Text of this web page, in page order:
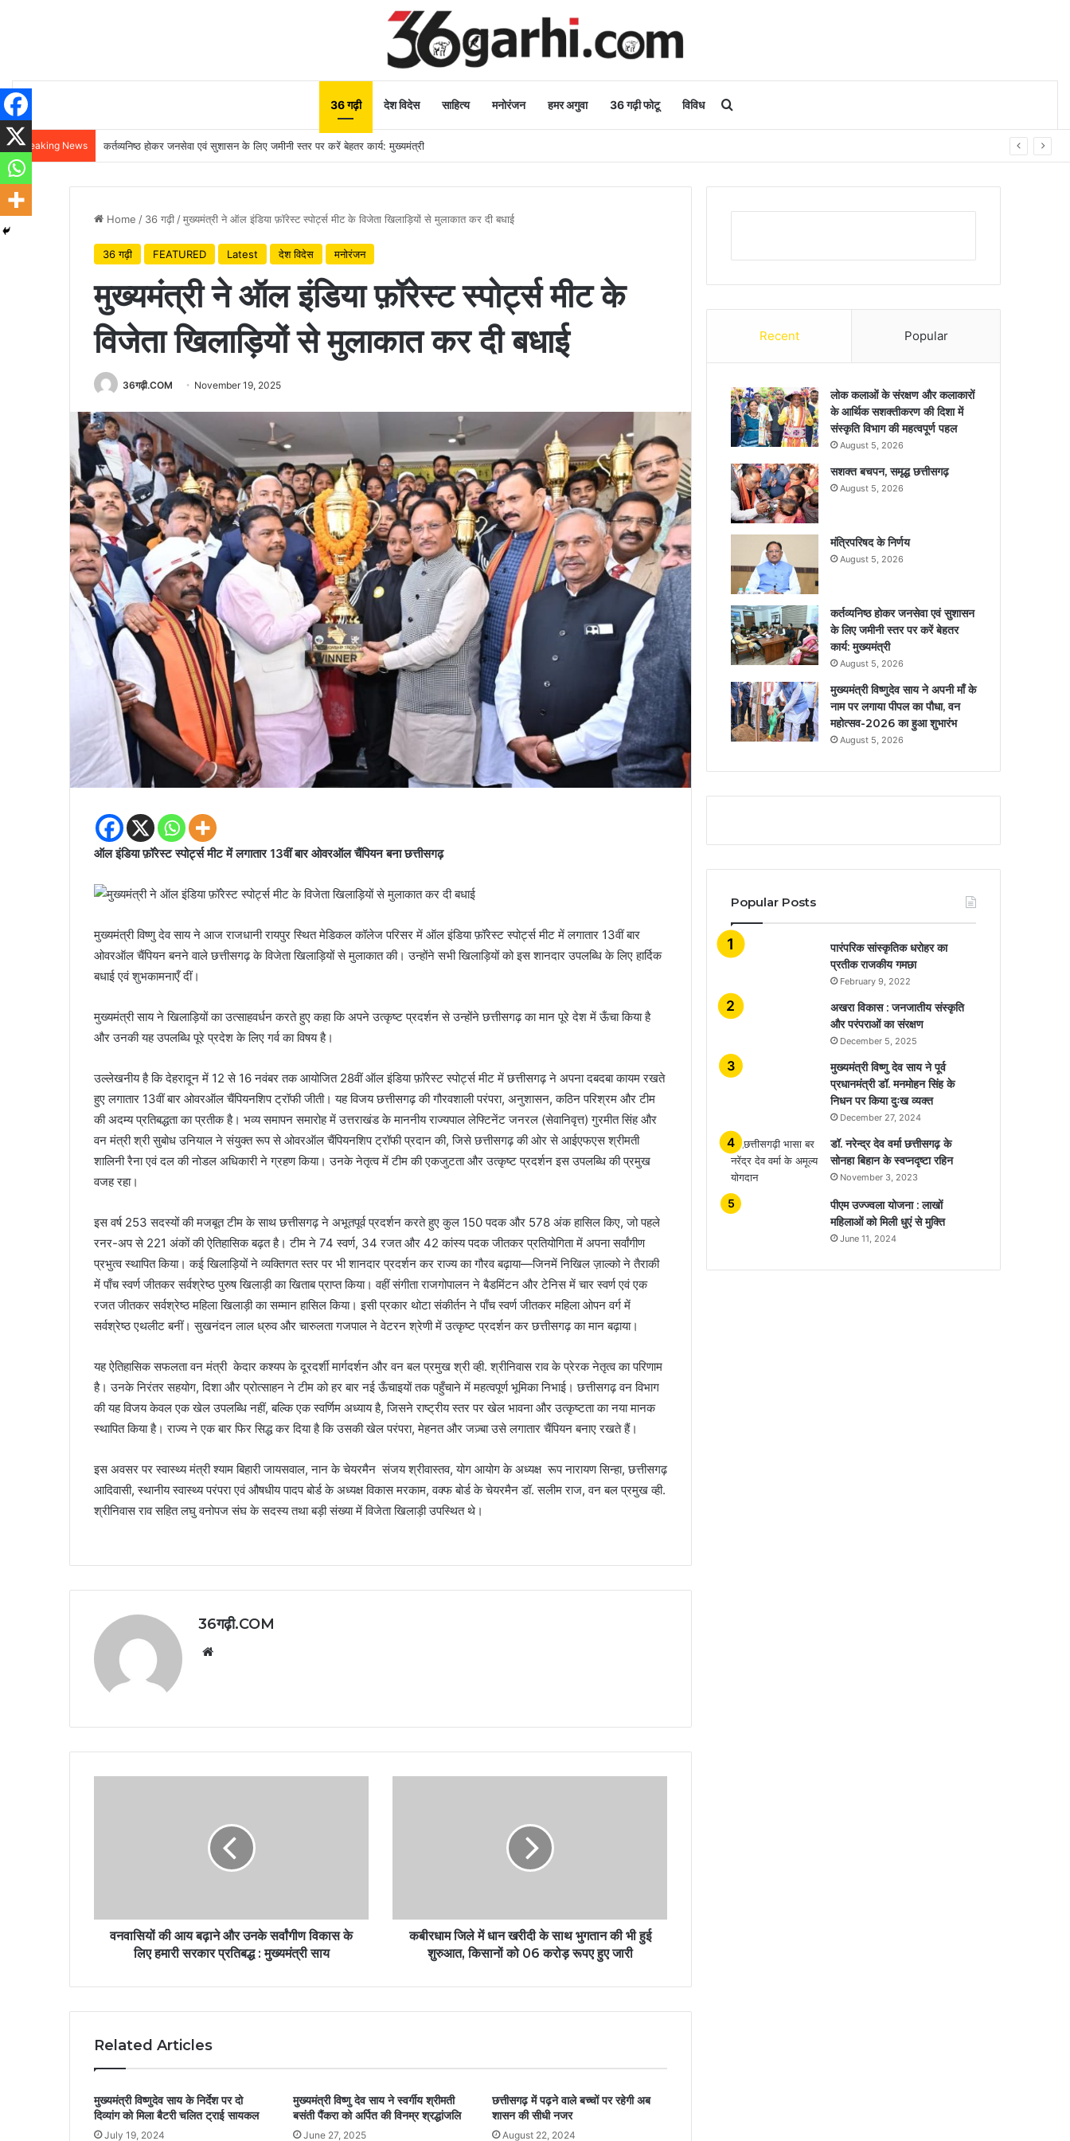
36 गढ़ी देश विदेस साहित्य मनोरंजन हमर अगुवा 36 गढ़ी फोटू विविध
Breaking News कर्तव्यनिष्ठ होकर जनसेवा एवं सुशासन के लिए जमीनी स्तर पर करें बेहतर कार्य: मुख्यमंत्री
Home / 36 गढ़ी /मुख्यमंत्री ने ऑल इंडिया फ़ॉरेस्ट स्पोर्ट्स मीट के विजेता खिलाड़ियों से मुलाकात कर दी बधाई
36 गढ़ी FEATURED Latest देश विदेस मनोरंजन
मुख्यमंत्री ने ऑल इंडिया फ़ॉरेस्ट स्पोर्ट्स मीट के
विजेता खिलाड़ियों से मुलाकात कर दी बधाई
36गढ़ी.COM November 19, 2025
ऑल इंडिया फ़ॉरेस्ट स्पोर्ट्स मीट में लगातार 13वीं बार ओवरऑल चैंपियन बना छत्तीसगढ़
मुख्यमंत्री विष्णु देव साय ने आज राजधानी रायपुर स्थित मेडिकल कॉलेज परिसर में ऑल इंडिया फ़ॉरेस्ट स्पोर्ट्स मीट में लगातार 13वीं बार
ओवरऑल चैंपियन बनने वाले छत्तीसगढ़ के विजेता खिलाड़ियों से मुलाकात की। उन्होंने सभी खिलाड़ियों को इस शानदार उपलब्धि के लिए हार्दिक
बधाई एवं शुभकामनाएँ दीं।
मुख्यमंत्री साय ने खिलाड़ियों का उत्साहवर्धन करते हुए कहा कि अपने उत्कृष्ट प्रदर्शन से उन्होंने छत्तीसगढ़ का मान पूरे देश में ऊँचा किया है
और उनकी यह उपलब्धि पूरे प्रदेश के लिए गर्व का विषय है।
उल्लेखनीय है कि देहरादून में 12 से 16 नवंबर तक आयोजित 28वीं ऑल इंडिया फ़ॉरेस्ट स्पोर्ट्स मीट में छत्तीसगढ़ ने अपना दबदबा कायम रखते
हुए लगातार 13वीं बार ओवरऑल चैंपियनशिप ट्रॉफी जीती। यह विजय छत्तीसगढ़ की गौरवशाली परंपरा, अनुशासन, कठिन परिश्रम और टीम
की अदम्य प्रतिबद्धता का प्रतीक है। भव्य समापन समारोह में उत्तराखंड के माननीय राज्यपाल लेफ्टिनेंट जनरल (सेवानिवृत्त) गुरमीत सिंह और
वन मंत्री श्री सुबोध उनियाल ने संयुक्त रूप से ओवरऑल चैंपियनशिप ट्रॉफी प्रदान की, जिसे छत्तीसगढ़ की ओर से आईएफएस श्रीमती
शालिनी रैना एवं दल की नोडल अधिकारी ने ग्रहण किया। उनके नेतृत्व में टीम की एकजुटता और उत्कृष्ट प्रदर्शन इस उपलब्धि की प्रमुख
वजह रहा।
इस वर्ष 253 सदस्यों की मजबूत टीम के साथ छत्तीसगढ़ ने अभूतपूर्व प्रदर्शन करते हुए कुल 150 पदक और 578 अंक हासिल किए, जो पहले
रनर-अप से 221 अंकों की ऐतिहासिक बढ़त है। टीम ने 74 स्वर्ण, 34 रजत और 42 कांस्य पदक जीतकर प्रतियोगिता में अपना सर्वांगीण
प्रभुत्व स्थापित किया। कई खिलाड़ियों ने व्यक्तिगत स्तर पर भी शानदार प्रदर्शन कर राज्य का गौरव बढ़ाया—जिनमें निखिल ज़ाल्को ने तैराकी
में पाँच स्वर्ण जीतकर सर्वश्रेष्ठ पुरुष खिलाड़ी का खिताब प्राप्त किया। वहीं संगीता राजगोपालन ने बैडमिंटन और टेनिस में चार स्वर्ण एवं एक
रजत जीतकर सर्वश्रेष्ठ महिला खिलाड़ी का सम्मान हासिल किया। इसी प्रकार थोटा संकीर्तन ने पाँच स्वर्ण जीतकर महिला ओपन वर्ग में
सर्वश्रेष्ठ एथलीट बनीं। सुखनंदन लाल ध्रुव और चारुलता गजपाल ने वेटरन श्रेणी में उत्कृष्ट प्रदर्शन कर छत्तीसगढ़ का मान बढ़ाया।
यह ऐतिहासिक सफलता वन मंत्री केदार कश्यप के दूरदर्शी मार्गदर्शन और वन बल प्रमुख श्री व्ही. श्रीनिवास राव के प्रेरक नेतृत्व का परिणाम
है। उनके निरंतर सहयोग, दिशा और प्रोत्साहन ने टीम को हर बार नई ऊँचाइयों तक पहुँचाने में महत्वपूर्ण भूमिका निभाई। छत्तीसगढ़ वन विभाग
की यह विजय केवल एक खेल उपलब्धि नहीं, बल्कि एक स्वर्णिम अध्याय है, जिसने राष्ट्रीय स्तर पर खेल भावना और उत्कृष्टता का नया मानक
स्थापित किया है। राज्य ने एक बार फिर सिद्ध कर दिया है कि उसकी खेल परंपरा, मेहनत और जज़्बा उसे लगातार चैंपियन बनाए रखते हैं।
इस अवसर पर स्वास्थ्य मंत्री श्याम बिहारी जायसवाल, नान के चेयरमैन संजय श्रीवास्तव, योग आयोग के अध्यक्ष रूप नारायण सिन्हा, छत्तीसगढ़
आदिवासी, स्थानीय स्वास्थ्य परंपरा एवं औषधीय पादप बोर्ड के अध्यक्ष विकास मरकाम, वक्फ बोर्ड के चेयरमैन डॉ. सलीम राज, वन बल प्रमुख व्ही.
श्रीनिवास राव सहित लघु वनोपज संघ के सदस्य तथा बड़ी संख्या में विजेता खिलाड़ी उपस्थित थे।
36गढ़ी.COM
वनवासियों की आय बढ़ाने और उनके सर्वांगीण विकास के
लिए हमारी सरकार प्रतिबद्ध : मुख्यमंत्री साय
कबीरधाम जिले में धान खरीदी के साथ भुगतान की भी हुई
शुरुआत, किसानों को 06 करोड़ रूपए हुए जारी
Related Articles
मुख्यमंत्री विष्णुदेव साय के निर्देश पर दो
दिव्यांग को मिला बैटरी चलित ट्राई सायकल
July 19, 2024
मुख्यमंत्री विष्णु देव साय ने स्वर्गीय श्रीमती
बसंती पैंकरा को अर्पित की विनम्र श्रद्धांजलि
June 27, 2025
छत्तीसगढ़ में पढ़ने वाले बच्चों पर रहेगी अब
शासन की सीधी नजर
August 22, 2024
Recent Popular
लोक कलाओं के संरक्षण और कलाकारों
के आर्थिक सशक्तीकरण की दिशा में
संस्कृति विभाग की महत्वपूर्ण पहल
August 5, 2026
सशक्त बचपन, समृद्ध छत्तीसगढ़
August 5, 2026
मंत्रिपरिषद के निर्णय
August 5, 2026
कर्तव्यनिष्ठ होकर जनसेवा एवं सुशासन
के लिए जमीनी स्तर पर करें बेहतर
कार्य: मुख्यमंत्री
August 5, 2026
मुख्यमंत्री विष्णुदेव साय ने अपनी माँ के
नाम पर लगाया पीपल का पौधा, वन
महोत्सव-2026 का हुआ शुभारंभ
August 5, 2026
Popular Posts
​​​​​​​पारंपरिक सांस्कृतिक धरोहर का
प्रतीक राजकीय गमछा
February 9, 2022
अखरा विकास : जनजातीय संस्कृति
और परंपराओं का संरक्षण
December 5, 2025
मुख्यमंत्री विष्णु देव साय ने पूर्व
प्रधानमंत्री डॉ. मनमोहन सिंह के
निधन पर किया दुःख व्यक्त
December 27, 2024
डॉ. नरेन्द्र देव वर्मा छत्तीसगढ़ के
सोनहा बिहान के स्वप्नदृष्टा रहिन
November 3, 2023
पीएम उज्ज्वला योजना : लाखों
महिलाओं को मिली धुएं से मुक्ति
June 11, 2024